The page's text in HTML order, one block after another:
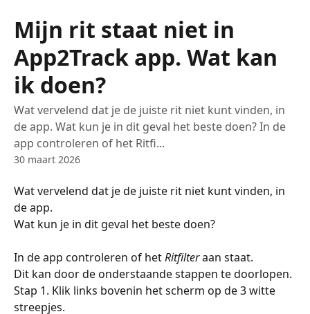
Mijn rit staat niet in
App2Track app. Wat kan
ik doen?
Wat vervelend dat je de juiste rit niet kunt vinden, in
de app. Wat kun je in dit geval het beste doen? In de
app controleren of het Ritfi...
30 maart 2026
Wat vervelend dat je de juiste rit niet kunt vinden, in
de app.
Wat kun je in dit geval het beste doen?
In de app controleren of het Ritfilter aan staat.
Dit kan door de onderstaande stappen te doorlopen.
Stap 1. Klik links bovenin het scherm op de 3 witte
streepjes.